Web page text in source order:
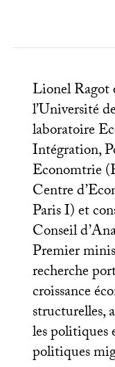
Lionel Ragot
l’Université
laboratoire
Intégration,
Economtrie (
Centre
Paris I) et
Conseil
Premier
recherche
croissance
structurelles,
les politiques
politiques